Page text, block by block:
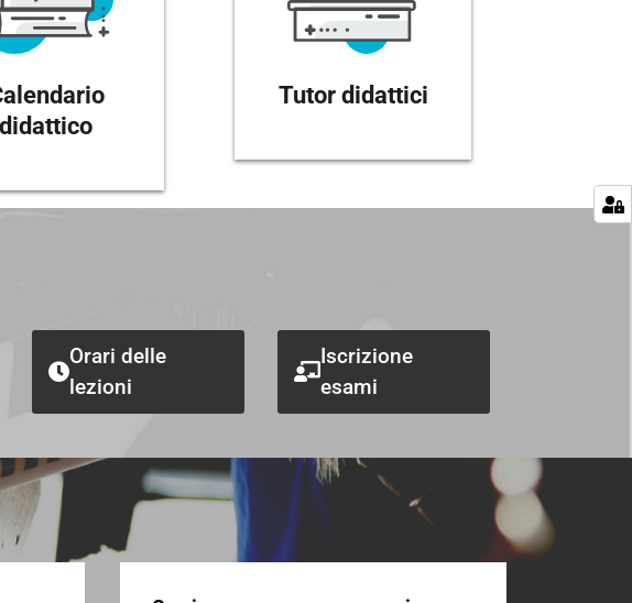
didattico
Tutor didattici
Orari delle
lezioni
Iscrizione
esami